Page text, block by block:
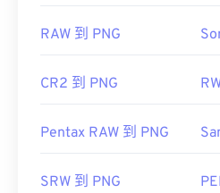
RAW 到 PNG
CR2 到 PNG
Pentax RAW 到 PNG
SRW 到 PNG